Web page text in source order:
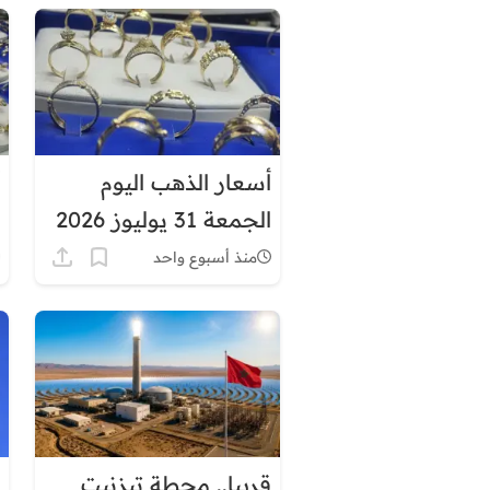
أسعار الذهب اليوم
الجمعة 31 يوليوز 2026
في المغرب.. عيار 21
منذ أسبوع واحد
قريبا.. محطة تيزنيت